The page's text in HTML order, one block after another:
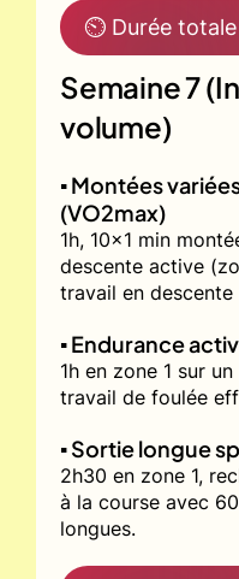
⏲ Durée totale
Semaine 7
volume)
▪️ Montées
(VO2max)
1h, 10x1 min
descente active
travail en descente
▪️ Endurance
1h en zone 1 sur
travail de foulée
▪️ Sortie longue
2h30 en zone 1,
à la course avec
longues.